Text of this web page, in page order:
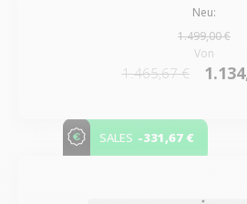
Neu:
1.499,00 €
Von
1.465,67 €
SALES -331,67 €